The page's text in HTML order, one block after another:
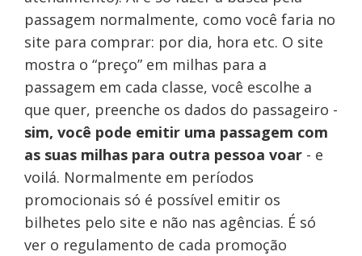
passagem normalmente, como você faria no
site para comprar: por dia, hora etc. O site
mostra o “preço” em milhas para a
passagem em cada classe, você escolhe a
que quer, preenche os dados do passageiro -
sim, você pode emitir uma passagem com
as suas milhas para outra pessoa voar- e
voilá. Normalmente em períodos
promocionais só é possível emitir os
bilhetes pelo site e não nas agências. É só
ver o regulamento de cada promoção